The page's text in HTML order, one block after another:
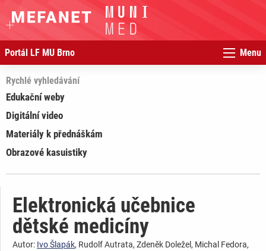
Portál LF MU Brno Menu
Rychlé vyhledávání
Edukační weby
Digitální video
Materiály k přednáškám
Obrazové kasuistiky
Elektronická učebnice
dětské medicíny
Autor: Ivo Šlapák, Rudolf Autrata, Zdeněk Doležel, Michal Fedora,